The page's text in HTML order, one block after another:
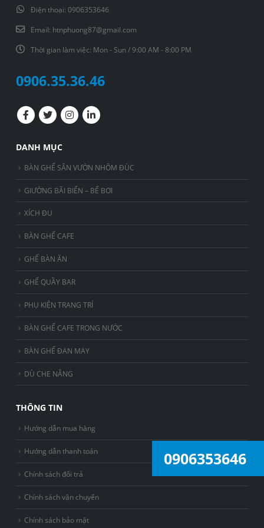
Điện thoại: 0906353646
Email: htnphuong87@gmail.com
Thời gian làm việc: Mon - Sun / 9:00 AM - 8:00 PM
0906.35.36.46
DANH MỤC
BÀN GHẾ SÂN VƯỜN NHÔM ĐÚC
GIƯỜNG BÃI BIỂN – BỂ BƠI
XÍCH ĐU
BÀN GHẾ CAFE
GHẾ BÀN ĂN
GHẾ QUẦY BAR
PHỤ KIỆN TRANG TRÍ
BÀN GHẾ CAFE TRONG NƯỚC
BÀN GHẾ ĐAN MAY
DÙ CHE NẮNG
THÔNG TIN
Hướng dẫn mua hàng
Hướng dẫn thanh toán
Chính sách đổi trả
Chính sách vận chuyển
Chính sách bảo mật
0906353646